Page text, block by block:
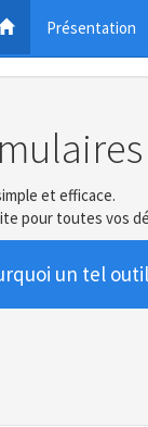
Présentation
et efficace.
pour toutes vos
un tel